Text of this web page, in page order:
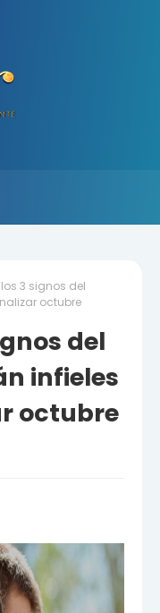
3 signos del
octubre
del
infieles
octubre